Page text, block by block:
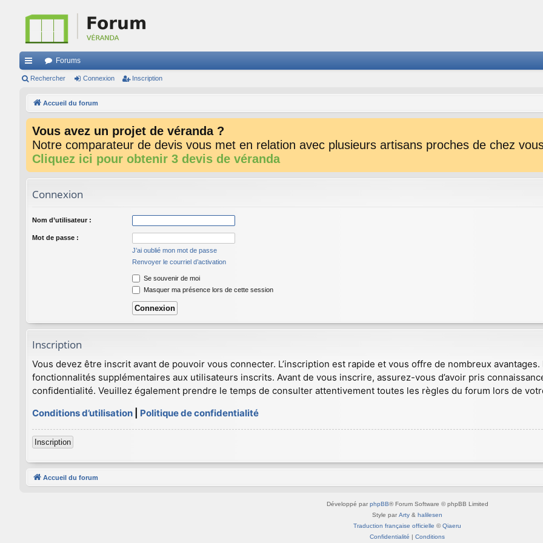
ac
Forums
Rechercher Connexion Inscription
Accueil du forum
Vous avez un projet de véranda ?
Notre comparateur de devis vous met en relation avec plusieurs artisans proches de chez
Cliquez ici pour obtenir 3 devis de véranda
Connexion
Nom d’utilisateur :
Mot de passe :
J’ai oublié mon mot de passe
Renvoyer le courriel d’activation
Se souvenir de moi
Masquer ma présence lors de cette session
Inscription
Vous devez être inscrit avant de pouvoir vous connecter. L’inscription est rapide et vous offre de nombreux
fonctionnalités supplémentaires aux utilisateurs inscrits. Avant de vous inscrire, assurez-vous d’avoir pris
confidentialité. Veuillez également prendre le temps de consulter attentivement toutes les règles du forum lors de
Conditions d’utilisation
Politique de confidentialité
Inscription
Accueil du forum
Développé par phpBB® Forum Software © phpBB Limited
Style par Arty & halilesen
Traduction française officielle ©Qiaeru
Confidentialité | Conditions